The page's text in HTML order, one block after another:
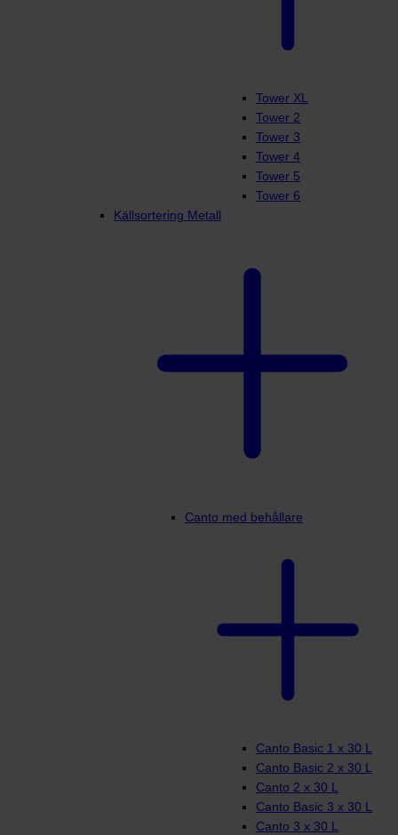
Tower XL
Tower 2
Tower 3
Tower 4
Tower 5
Tower 6
Källsortering Metall
Canto med behållare
Canto Basic 1 x 30 L
Canto Basic 2 x 30 L
Canto 2 x 30 L
Canto Basic 3 x 30 L
Canto 3 x 30 L